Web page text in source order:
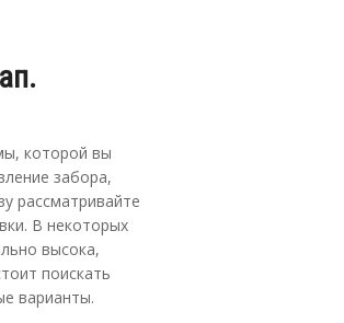
которой вы
забора,
рассматривайте
В некоторых
высока,
поискать
варианты.